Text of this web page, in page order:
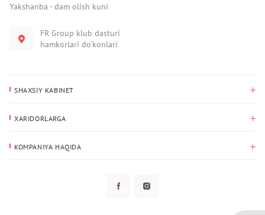
Yakshanba - dam olish kuni
FR Group klub dasturi
hamkorlari do‘konlari
SHAXSIY KABINET
Yetkazib berish manzili
XARIDORLARGA
KOMPANIYA HAQIDA